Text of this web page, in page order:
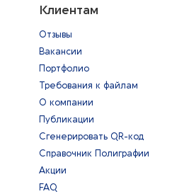
Клиентам
Отзывы
Вакансии
Портфолио
Требования к файлам
О компании
Публикации
Сгенерировать QR-код
Справочник Полиграфии
Акции
FAQ